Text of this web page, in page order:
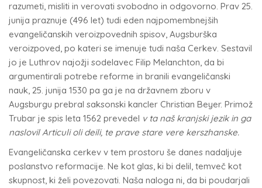
razumeti, misliti in verovati svobodno in odgovorno. Prav 25.
junija praznuje (496 let) tudi eden najpomembnejših
evangeličanskih veroizpovednih spisov, Augsburška
veroizpoved, po kateri se imenuje tudi naša Cerkev. Sestavil
jo je Luthrov najožji sodelavec Filip Melanchton, da bi
argumentirali potrebe reforme in branili evangeličanski
nauk, 25. junija 1530 pa ga je na državnem zboru v
Augsburgu prebral saksonski kancler Christian Beyer. Primož
Trubar je spis leta 1562 prevedel v ta naš kranjski jezik in ga
naslovil Articuli oli deili, te prave stare vere kerszhanske.
Evangeličanska cerkev v tem prostoru še danes nadaljuje
poslanstvo reformacije. Ne kot glas, ki bi delil, temveč kot
skupnost, ki želi povezovati. Naša naloga ni, da bi poudarjali